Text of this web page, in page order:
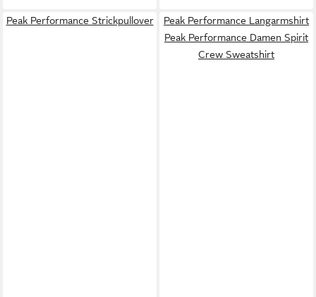
Peak Performance Strickpullover
Peak Performance Langarmshirt
Peak Performance Damen Spirit
Crew Sweatshirt